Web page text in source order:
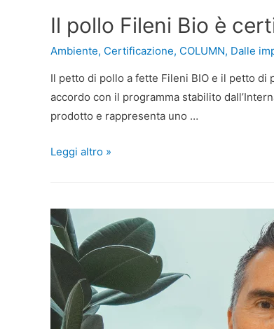
Il pollo Fileni Bio è
Ambiente, Certificazione, COLUMN, Dalle
Il petto di pollo a fette Fileni BIO e il petto di
accordo con il programma stabilito
prodotto e rappresenta uno …
Leggi altro »